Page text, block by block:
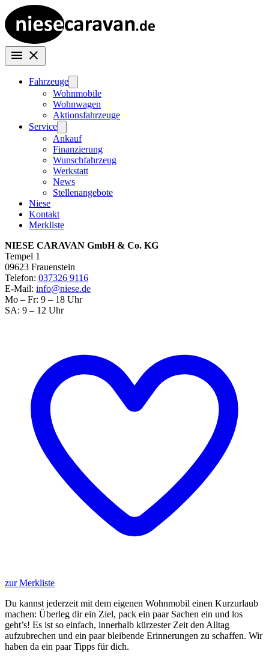
Fahrzeuge
Wohnmobile
Wohnwagen
Aktionsfahrzeuge
Service
Ankauf
Finanzierung
Wunschfahrzeug
Werkstatt
News
Stellenangebote
Niese
Kontakt
Merkliste
NIESE CARAVAN GmbH & Co. KG
Tempel 1
09623 Frauenstein
Telefon: 037326 9116
E-Mail: info@niese.de
Mo – Fr: 9 – 18 Uhr
SA: 9 – 12 Uhr
zur Merkliste
Du kannst jederzeit mit dem eigenen Wohnmobil einen Kurzurlaub
machen: Überleg dir ein Ziel, pack ein paar Sachen ein und los
geht’s! Es ist so einfach, innerhalb kürzester Zeit den Alltag
aufzubrechen und ein paar bleibende Erinnerungen zu schaffen. Wir
haben da ein paar Tipps für dich.